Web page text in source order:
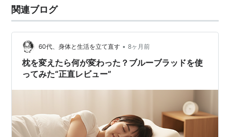
関連ブログ
60代、身体と生活を立て直す • 8ヶ月前
枕を変えたら何が変わった？ブルーブラッドを使
ってみた“正直レビュー”